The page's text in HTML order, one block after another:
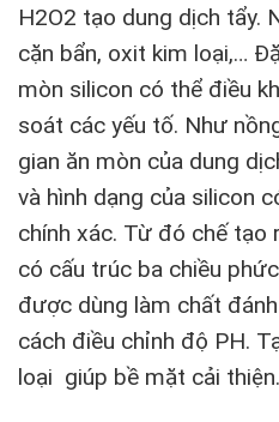
H2O2 tạo dung dịch tẩy.
cặn bẩn, oxit kim loại,…
mòn silicon có thể điều
soát các yếu tố. Như
gian ăn mòn của dung
và hình dạng của silicon
chính xác. Từ đó chế tạo
có cấu trúc ba chiều
được dùng làm chất
cách điều chỉnh độ PH.
loại giúp bề mặt cải thiện.